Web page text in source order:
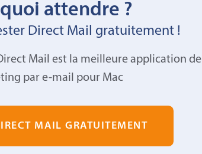
attendre ?
Direct Mail gratuitement !
Mail est la meilleure application de
par e-mail pour Mac
MAIL GRATUITEMENT